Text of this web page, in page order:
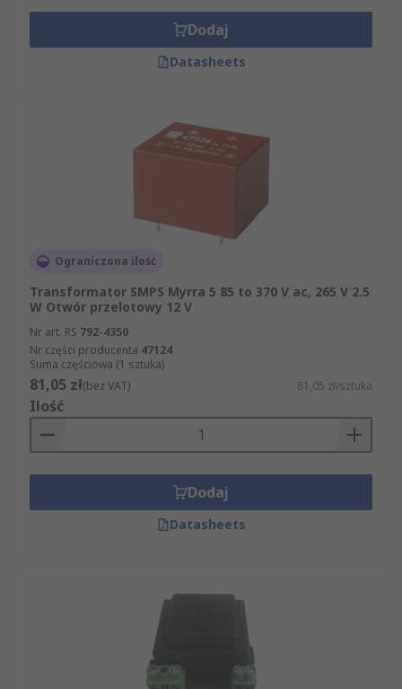
Dodaj
Datasheets
Ograniczona ilość
Transformator SMPS Myrra 5 85 to 370 V ac, 265 V 2.5
W Otwór przelotowy 12 V
Nr art. RS 792-4350
Nr części producenta 47124
Suma częściowa (1 sztuka)
81,05 zł(bez VAT) 81,05 zł/sztuka
Ilość
Dodaj
Datasheets